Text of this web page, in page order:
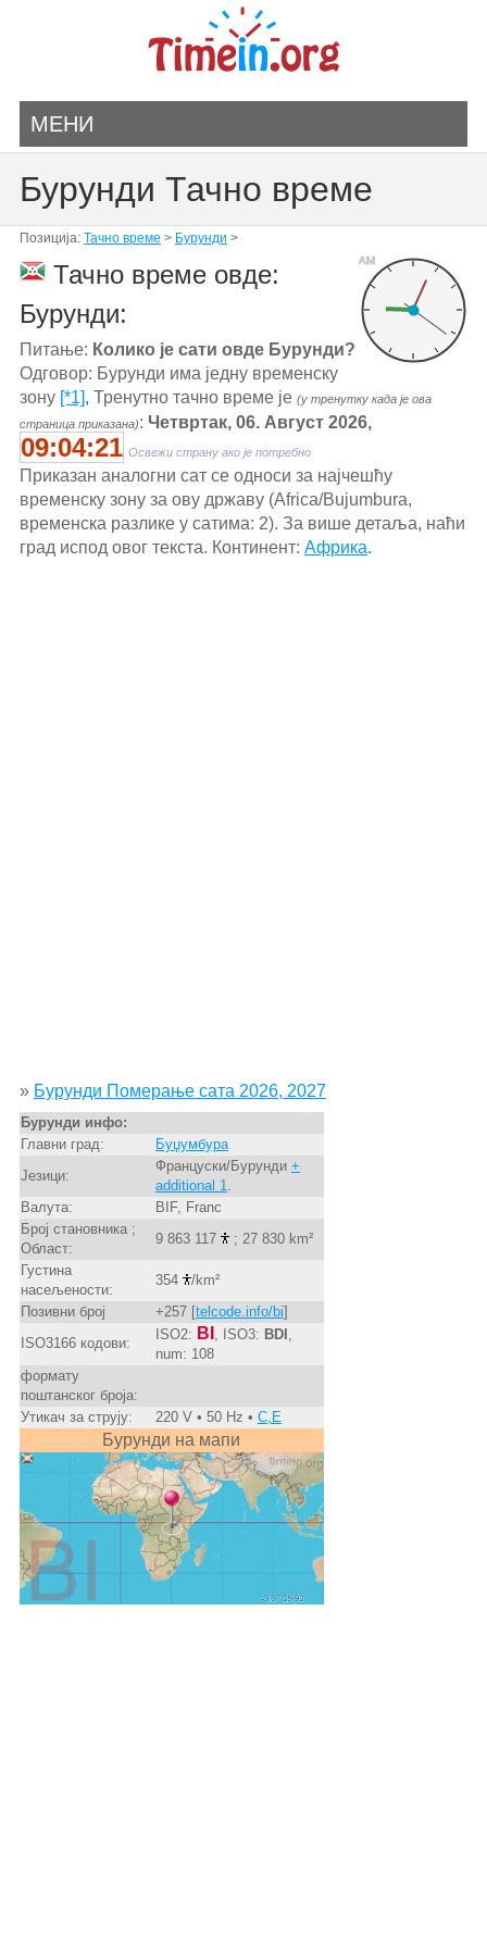
МЕНИ
Бурунди Тачно време
Позиција: Тачно време > Бурунди >
AM
Тачно време овде:
Бурунди:
Питање: Колико је сати овде Бурунди?
Одговор: Бурунди има једну временску
зону [*1], Тренутно тачно време је (у тренутку када је ова
страница приказана): Четвртак, 06. Август 2026,
09:04:21 Освежи страну ако је потребно
Приказан аналогни сат се односи за најчешћу
временску зону за ову државу (Africa/Bujumbura,
временска разлике у сатима: 2). За више детаља, наћи
град испод овог текста. Континент: Африка.
» Бурунди Померање сата 2026, 2027
Бурунди инфо:
Главни град:
Буџумбура
Језици:
Француски/Бурунди +
additional 1
Валута:
BIF, Franc
Број становника ;
Област:
9 863 117
; 27 830 km²
Густина
насељености:
354
/km²
Позивни број
+257 [telcode.info/bi]
ISO3166 кодови:
ISO2: BI , ISO3: BDI
num: 108
формату
поштанског броја:
Утикач за струју:
220 V • 50 Hz • C,E
Бурунди на мапи